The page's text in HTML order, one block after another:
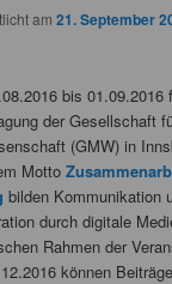
am 21. September
bis 01.09.2016
der Gesellschaft
(GMW) in
Motto
bilden Kommunikation
durch digitale
Rahmen der
können